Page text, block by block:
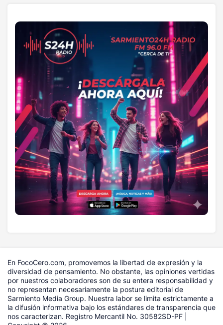
En FocoCero.com, promovemos la libertad de expresión y la
diversidad de pensamiento. No obstante, las opiniones vertidas
por nuestros colaboradores son de su entera responsabilidad y
no representan necesariamente la postura editorial de
Sarmiento Media Group. Nuestra labor se limita estrictamente a
la difusión informativa bajo los estándares de transparencia que
nos caracterizan. Registro Mercantil No. 30582SD-PF |